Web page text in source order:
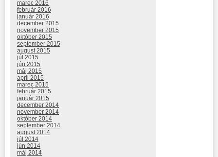
marec 2016
február 2016
január 2016
december 2015
november 2015
október 2015
september 2015
august 2015
júl 2015
jún 2015
máj 2015
apríl 2015
marec 2015
február 2015
január 2015
december 2014
november 2014
október 2014
september 2014
august 2014
júl 2014
jún 2014
máj 2014